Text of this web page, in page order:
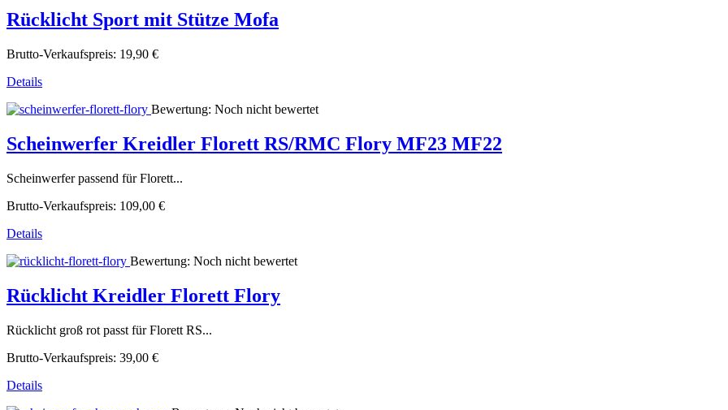
Rücklicht Sport mit Stütze Mofa
Brutto-Verkaufspreis: 19,90 €
Details
Bewertung: Noch nicht bewertet
Scheinwerfer Kreidler Florett RS/RMC Flory MF23 MF22
Scheinwerfer passend für Florett...
Brutto-Verkaufspreis: 109,00 €
Details
Bewertung: Noch nicht bewertet
Rücklicht Kreidler Florett Flory
Rücklicht groß rot passt für Florett RS...
Brutto-Verkaufspreis: 39,00 €
Details